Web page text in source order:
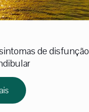
de disfunção